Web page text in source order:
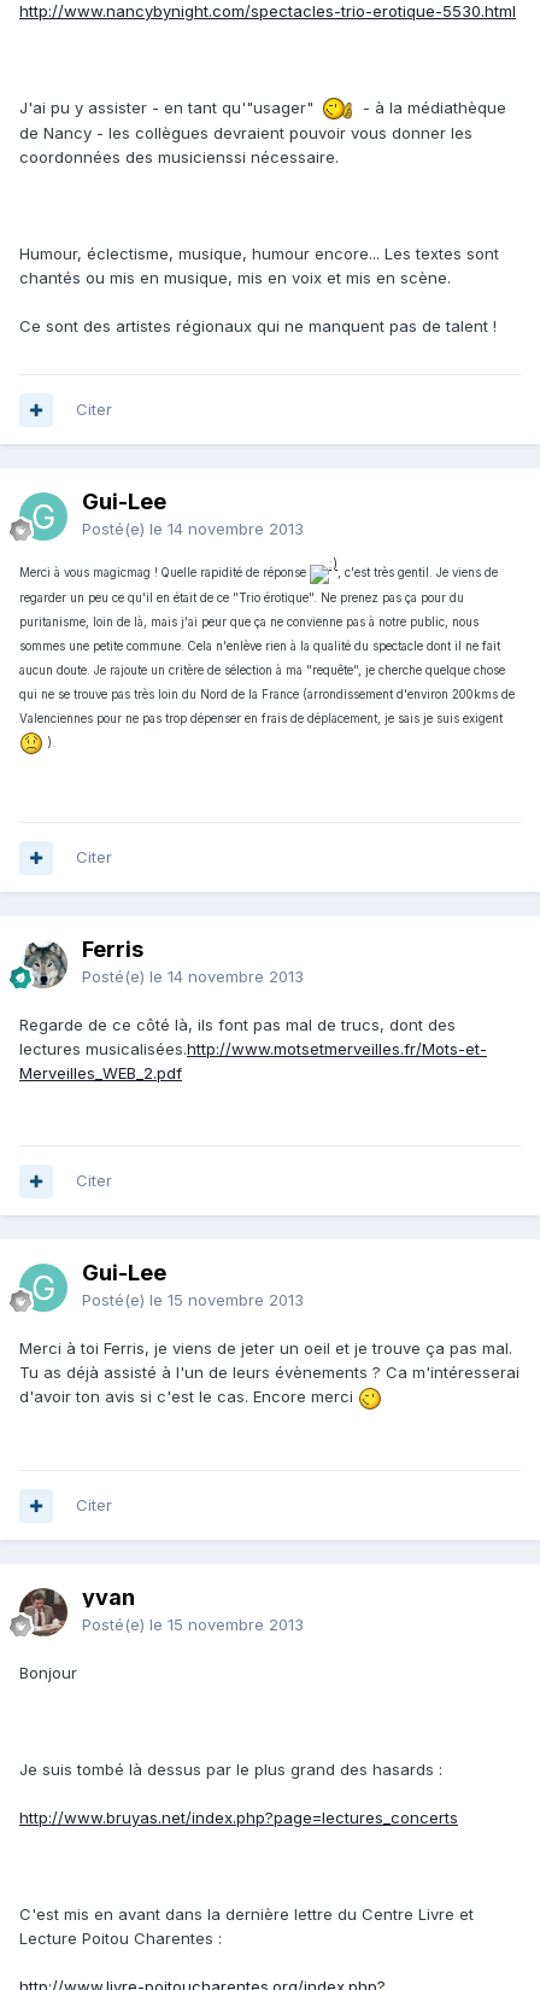
http://www.nancybynight.com/spectacles-trio-erotique-5530.html
J'ai pu y assister - en tant qu'"usager"
- à la médiathèque
de Nancy - les collègues devraient pouvoir vous donner les
coordonnées des musicienssi nécessaire.
Humour, éclectisme, musique, humour encore... Les textes sont
chantés ou mis en musique, mis en voix et mis en scène.
Ce sont des artistes régionaux qui ne manquent pas de talent !
Citer
Gui-Lee
Posté(e) le 14 novembre 2013
Merci à vous magicmag ! Quelle rapidité de réponse
, c'est très gentil. Je viens de
regarder un peu ce qu'il en était de ce "Trio érotique". Ne prenez pas ça pour du
puritanisme, loin de là, mais j'ai peur que ça ne convienne pas à notre public, nous
sommes une petite commune. Cela n'enlève rien à la qualité du spectacle dont il ne fait
aucun doute. Je rajoute un critère de sélection à ma "requête", je cherche quelque chose
qui ne se trouve pas très loin du Nord de la France (arrondissement d'environ 200kms de
Valenciennes pour ne pas trop dépenser en frais de déplacement, je sais je suis exigent
).
Citer
Ferris
Posté(e) le 14 novembre 2013
Regarde de ce côté là, ils font pas mal de trucs, dont des
lectures musicalisées.http://www.motsetmerveilles.fr/Mots-et-
Merveilles_WEB_2.pdf
Citer
Gui-Lee
Posté(e) le 15 novembre 2013
Merci à toi Ferris, je viens de jeter un oeil et je trouve ça pas mal.
Tu as déjà assisté à l'un de leurs évènements ? Ca m'intéresserai
d'avoir ton avis si c'est le cas. Encore merci
Citer
yvan
Posté(e) le 15 novembre 2013
Bonjour
Je suis tombé là dessus par le plus grand des hasards :
http://www.bruyas.net/index.php?page=lectures_concerts
C'est mis en avant dans la dernière lettre du Centre Livre et
Lecture Poitou Charentes :